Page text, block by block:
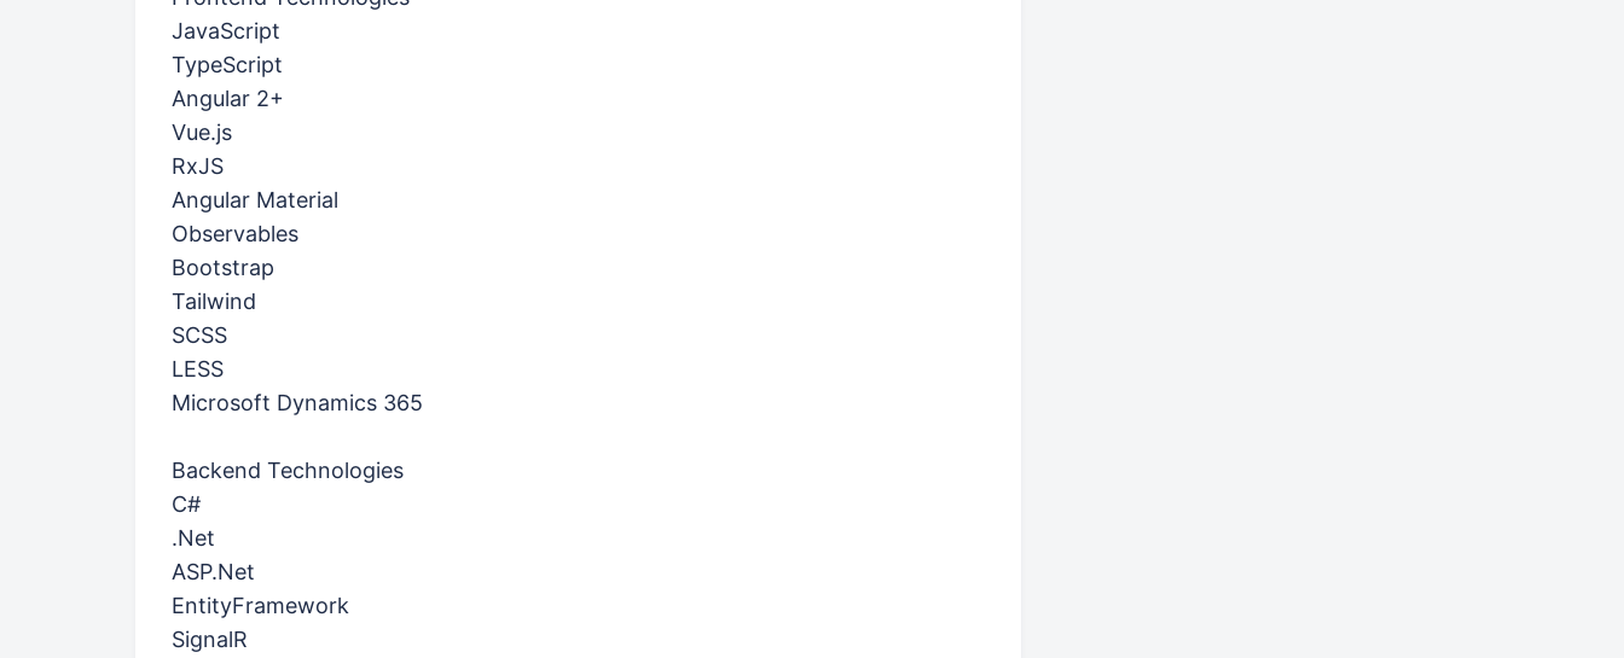
JavaScript
TypeScript
Angular 2+
Vue.js
RxJS
Angular Material
Observables
Bootstrap
Tailwind
SCSS
LESS
Microsoft Dynamics 365
Backend Technologies
C#
.Net
ASP.Net
EntityFramework
SignalR